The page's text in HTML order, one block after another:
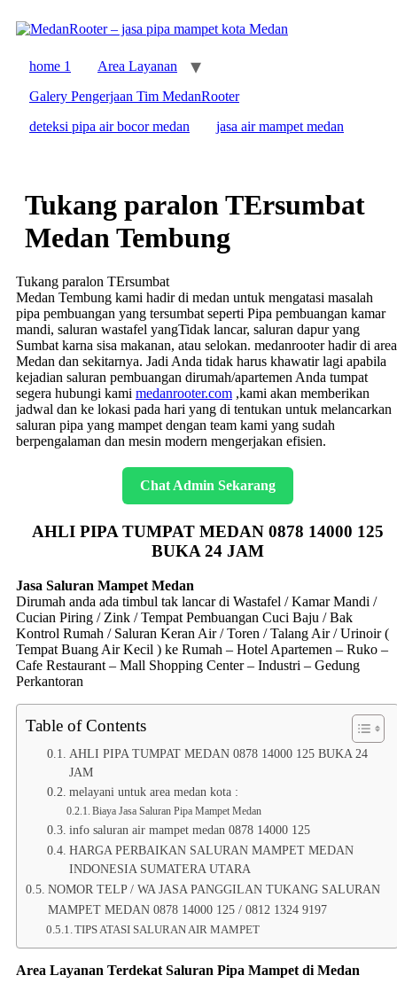
home 1
Area Layanan
Galery Pengerjaan Tim MedanRooter
deteksi pipa air bocor medan
jasa air mampet medan
Tukang paralon TErsumbat
Medan Tembung
Tukang paralon TErsumbat
Medan Tembung kami hadir di medan untuk mengatasi masalah
pipa pembuangan yang tersumbat seperti Pipa pembuangan kamar
mandi, saluran wastafel yangTidak lancar, saluran dapur yang
Sumbat karna sisa makanan, atau selokan. medanrooter hadir di area
Medan dan sekitarnya. Jadi Anda tidak harus khawatir lagi apabila
kejadian saluran pembuangan dirumah/apartemen Anda tumpat
segera hubungi kami medanrooter.com ,kami akan memberikan
jadwal dan ke lokasi pada hari yang di tentukan untuk melancarkan
saluran pipa yang mampet dengan team kami yang sudah
berpengalaman dan mesin modern mengerjakan efisien.
Chat Admin Sekarang
AHLI PIPA TUMPAT MEDAN 0878 14000 125
BUKA 24 JAM
Jasa Saluran Mampet Medan
Dirumah anda ada timbul tak lancar di Wastafel / Kamar Mandi /
Cucian Piring / Zink / Tempat Pembuangan Cuci Baju / Bak
Kontrol Rumah / Saluran Keran Air / Toren / Talang Air / Urinoir (
Tempat Buang Air Kecil ) ke Rumah – Hotel Apartemen – Ruko –
Cafe Restaurant – Mall Shopping Center – Industri – Gedung
Perkantoran
Table of Contents
AHLI PIPA TUMPAT MEDAN 0878 14000 125 BUKA 24
JAM
melayani untuk area medan kota :
Biaya Jasa Saluran Pipa Mampet Medan
info saluran air mampet medan 0878 14000 125
HARGA PERBAIKAN SALURAN MAMPET MEDAN
INDONESIA SUMATERA UTARA
NOMOR TELP / WA JASA PANGGILAN TUKANG SALURAN
MAMPET MEDAN 0878 14000 125 / 0812 1324 9197
TIPS ATASI SALURAN AIR MAMPET
Area Layanan Terdekat Saluran Pipa Mampet di Medan